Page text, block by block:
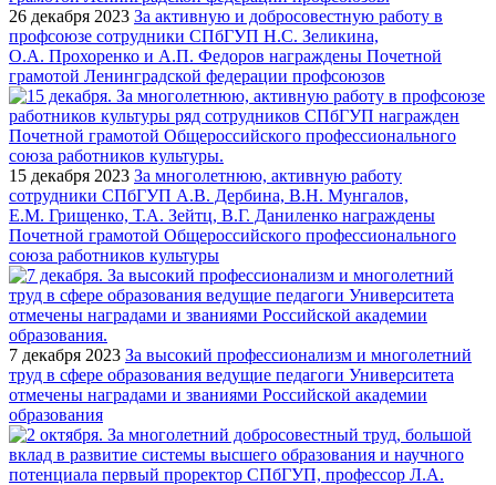
26 декабря 2023 За активную и добросовестную работу в
профсоюзе сотрудники СПбГУП Н.С. Зеликина,
О.А. Прохоренко и А.П. Федоров награждены Почетной
грамотой Ленинградской федерации профсоюзов
15 декабря 2023 За многолетнюю, активную работу
сотрудники СПбГУП А.В. Дербина, В.Н. Мунгалов,
Е.М. Грищенко, Т.А. Зейтц, В.Г. Даниленко награждены
Почетной грамотой Общероссийского профессионального
союза работников культуры
7 декабря 2023 За высокий профессионализм и многолетний
труд в сфере образования ведущие педагоги Университета
отмечены наградами и званиями Российской академии
образования